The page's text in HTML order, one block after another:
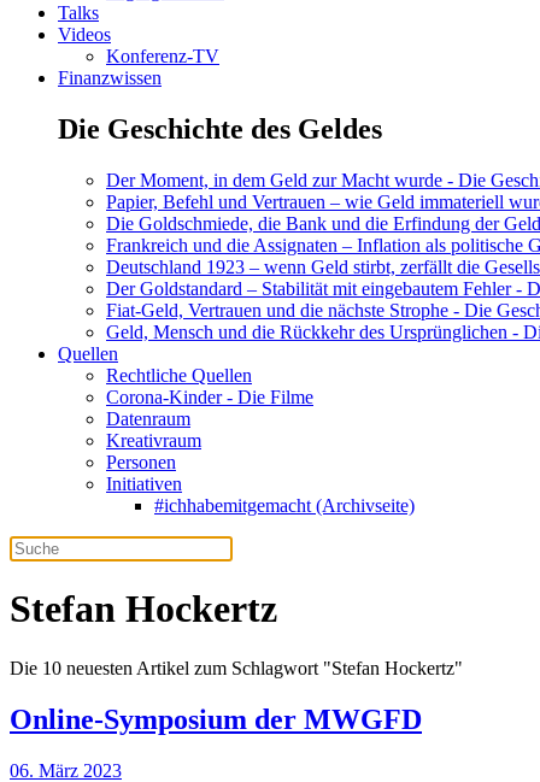
Talks
Videos
Konferenz-TV
Finanzwissen
Die Geschichte des Geldes
Der Moment, in dem Geld zur Macht wurde - Die
Papier, Befehl und Vertrauen – wie Geld immateriell
Die Goldschmiede, die Bank und die Erfindung der
Frankreich und die Assignaten – Inflation als politische
Deutschland 1923 – wenn Geld stirbt, zerfällt die
Der Goldstandard – Stabilität mit eingebautem Fehler -
Fiat-Geld, Vertrauen und die nächste Strophe - Die
Geld, Mensch und die Rückkehr des Ursprünglichen -
Quellen
Rechtliche Quellen
Corona-Kinder - Die Filme
Datenraum
Kreativraum
Personen
Initiativen
#ichhabemitgemacht (Archivseite)
Stefan Hockertz
Die 10 neuesten Artikel zum Schlagwort "Stefan Hockertz"
Online-Symposium der MWGFD
06. März 2023